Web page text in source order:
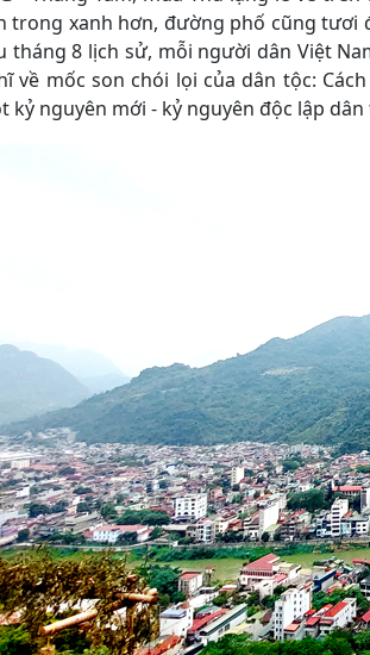
trong xanh hơn, đường phố cũng tươi
tháng 8 lịch sử, mỗi người dân Việt
về mốc son chói lọi của dân tộc:
kỷ nguyên mới - kỷ nguyên độc lập